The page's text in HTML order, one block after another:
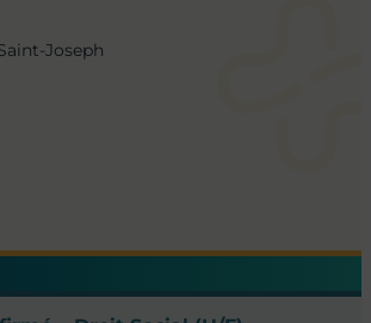
Joseph